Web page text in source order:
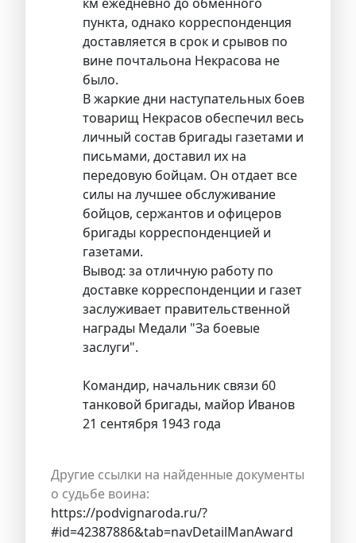
пункта, однако корреспонденция
доставляется в срок и срывов по
вине почтальона Некрасова не
было.
В жаркие дни наступательных боев
товарищ Некрасов обеспечил весь
личный состав бригады газетами и
письмами, доставил их на
передовую бойцам. Он отдает все
силы на лучшее обслуживание
бойцов, сержантов и офицеров
бригады корреспонденцией и
газетами.
Вывод: за отличную работу по
доставке корреспонденции и газет
заслуживает правительственной
награды Медали "За боевые
заслуги".
Командир, начальник связи 60
танковой бригады, майор Иванов
21 сентября 1943 года
Другие ссылки на найденные документы
о судьбе воина:
https://podvignaroda.ru/?
#id=42387886&tab=navDetailManAward